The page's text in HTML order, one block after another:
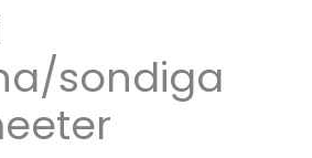
sondiga